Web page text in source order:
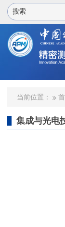
当前位置：
集成与光电